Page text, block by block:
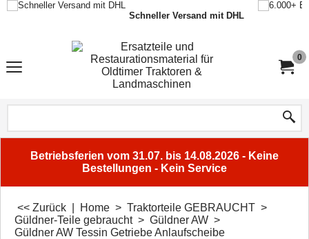
Schneller Versand mit DHL
0
Betriebsferien vom 31.07. bis 14.08.2026 - Keine
Bestellungen - Kein Service
<< Zurück Home > Traktorteile GEBRAUCHT >
Güldner-Teile gebraucht> Güldner AW >
Güldner AW Tessin Getriebe Anlaufscheibe